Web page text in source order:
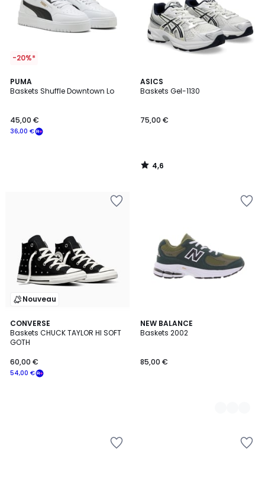
-20%*
PUMA
Baskets Shuffle Downtown Lo
36,00 €
45,00 €
ASICS
Baskets Gel-1130
75,00 €
4,6
/ 5
4,6
/
Nouveau
CONVERSE
Baskets CHUCK TAYLOR HI SOFT
GOTH
54,00 €
60,00 €
NEW BALANCE
Baskets 2002
85,00 €
2
Couleurs